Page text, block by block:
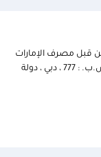
قبل مصرف الإمارات
العربية المتحدة المركزي. طريق بني ياس ، ديرة ، ص.ب. : 777 ، دبي ، دولة